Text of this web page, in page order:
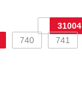
31004
740 741